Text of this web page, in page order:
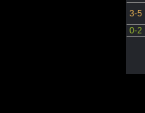
3-5
0-2